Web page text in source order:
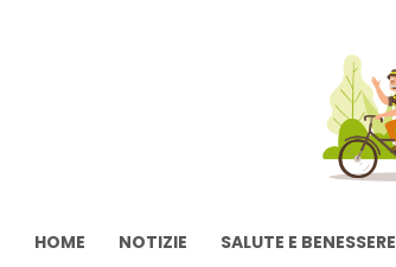
HOME NOTIZIE SALUTE E BENESSERE